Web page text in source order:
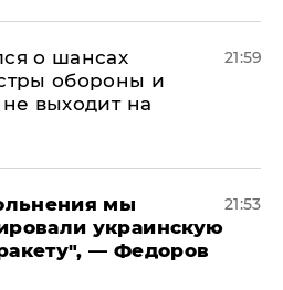
о шансах
обороны и
выходит на
21:59
мы
украинскую
— Федоров
21:53